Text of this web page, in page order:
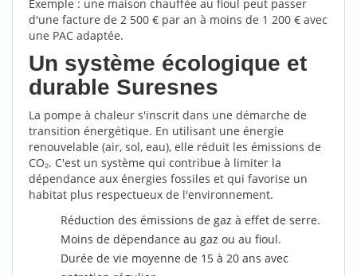
Exemple : une maison chauffée au fioul peut passer
d'une facture de 2 500 € par an à moins de 1 200 € avec
une PAC adaptée.
Un système écologique et
durable Suresnes
La pompe à chaleur s'inscrit dans une démarche de
transition énergétique. En utilisant une énergie
renouvelable (air, sol, eau), elle réduit les émissions de
CO₂. C'est un système qui contribue à limiter la
dépendance aux énergies fossiles et qui favorise un
habitat plus respectueux de l'environnement.
Réduction des émissions de gaz à effet de serre.
Moins de dépendance au gaz ou au fioul.
Durée de vie moyenne de 15 à 20 ans avec